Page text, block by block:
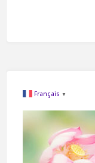
Français ▼